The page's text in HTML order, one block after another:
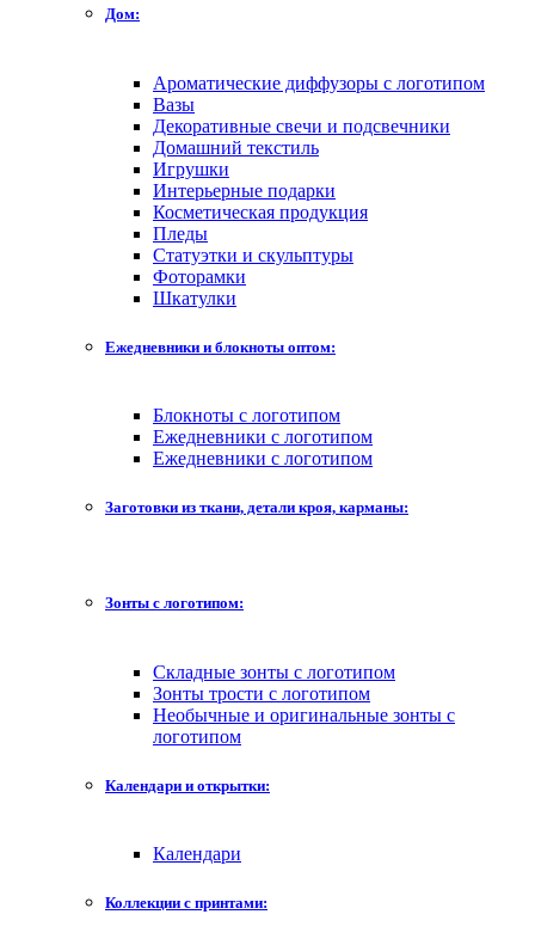
Дом:
Ароматические диффузоры с логотипом
Вазы
Декоративные свечи и подсвечники
Домашний текстиль
Игрушки
Интерьерные подарки
Косметическая продукция
Пледы
Статуэтки и скульптуры
Фоторамки
Шкатулки
Ежедневники и блокноты оптом:
Блокноты с логотипом
Ежедневники с логотипом
Ежедневники с логотипом
Заготовки из ткани, детали кроя, карманы:
Зонты с логотипом:
Складные зонты с логотипом
Зонты трости с логотипом
Необычные и оригинальные зонты с
логотипом
Календари и открытки:
Календари
Коллекции с принтами: